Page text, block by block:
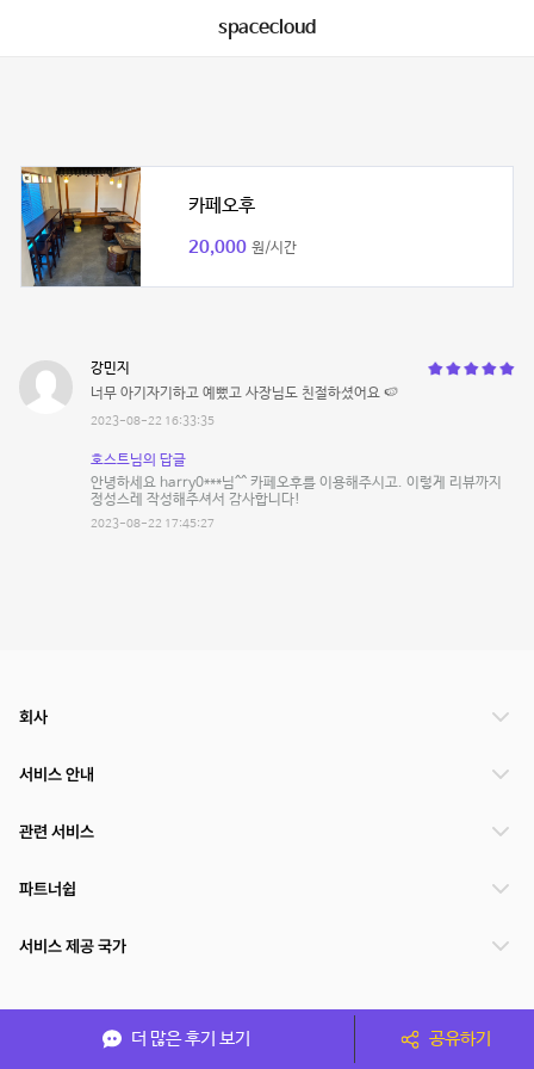
spacecloud
카페오후
20,000 원/시간
강민지
너무 아기자기하고 예뻤고 사장님도 친절하셨어요 🍉
2023-08-22 16:33:35
호스트님의 답글
안녕하세요 harry0***님^^ 카페오후를 이용해주시고. 이렇게 리뷰까지
정성스레 작성해주셔서 감사합니다!
2023-08-22 17:45:27
더 많은 후기 보기 공유하기
회사
서비스 안내
관련 서비스
파트너쉽
서비스 제공 국가
(주)NSPACE 사업자정보